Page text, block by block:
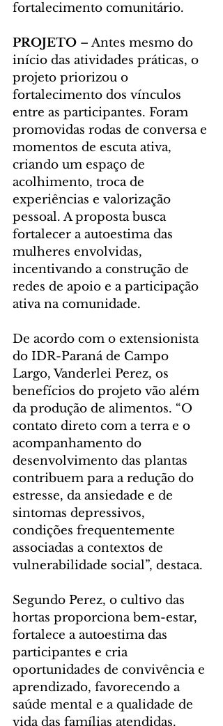
fortalecimento comunitário.
PROJETO – Antes mesmo do
início das atividades práticas, o
projeto priorizou o
fortalecimento dos vínculos
entre as participantes. Foram
promovidas rodas de conversa e
momentos de escuta ativa,
criando um espaço de
acolhimento, troca de
experiências e valorização
pessoal. A proposta busca
fortalecer a autoestima das
mulheres envolvidas,
incentivando a construção de
redes de apoio e a participação
ativa na comunidade.
De acordo com o extensionista
do IDR-Paraná de Campo
Largo, Vanderlei Perez, os
benefícios do projeto vão além
da produção de alimentos. “O
contato direto com a terra e o
acompanhamento do
desenvolvimento das plantas
contribuem para a redução do
estresse, da ansiedade e de
sintomas depressivos,
condições frequentemente
associadas a contextos de
vulnerabilidade social”, destaca.
Segundo Perez, o cultivo das
hortas proporciona bem-estar,
fortalece a autoestima das
participantes e cria
oportunidades de convivência e
aprendizado, favorecendo a
saúde mental e a qualidade de
vida das famílias atendidas.